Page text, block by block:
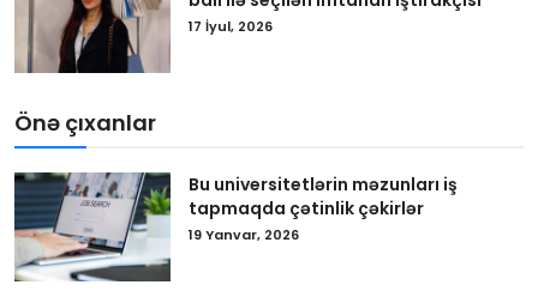
17 İyul, 2026
Önə çıxanlar
Bu universitetlərin məzunları iş
tapmaqda çətinlik çəkirlər
19 Yanvar, 2026